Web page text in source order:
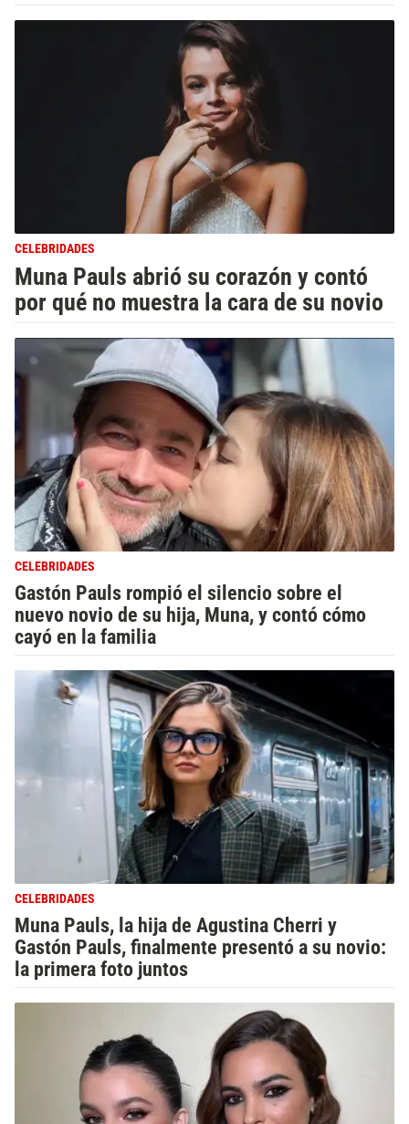
CELEBRIDADES
Muna Pauls abrió su corazón y contó
por qué no muestra la cara de su novio
CELEBRIDADES
Gastón Pauls rompió el silencio sobre el
nuevo novio de su hija, Muna, y contó cómo
cayó en la familia
CELEBRIDADES
Muna Pauls, la hija de Agustina Cherri y
Gastón Pauls, finalmente presentó a su novio:
la primera foto juntos